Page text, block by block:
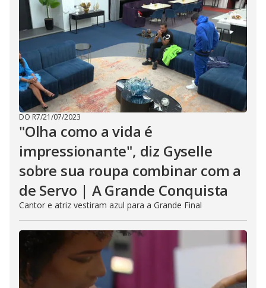
DO R7/21/07/2023
"Olha como a vida é
impressionante", diz Gyselle
sobre sua roupa combinar com a
de Servo | A Grande Conquista
Cantor e atriz vestiram azul para a Grande Final